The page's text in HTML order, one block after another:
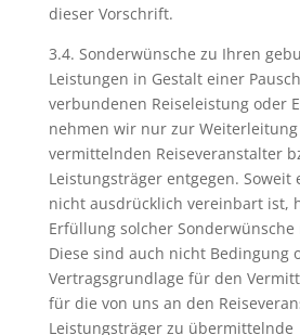
dieser Vorschrift.
3.4. Sonderwünsche zu Ihren
Leistungen in Gestalt einer
verbundenen Reiseleistung oder
nehmen wir nur zur
vermittelnden Reiseveranstalter
Leistungsträger entgegen. Soweit
nicht ausdrücklich vereinbart ist,
Erfüllung solcher
Diese sind auch nicht Bedingung
Vertragsgrundlage für den
für die von uns an den
Leistungsträger zu übermittelnde